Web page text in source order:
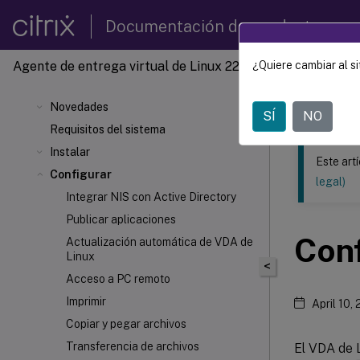
Documentación de productos
Agente de entrega virtual de Linux 2201
Novedades
Requisitos del sistema
Instalar
Configurar
Integrar NIS con Active Directory
Publicar aplicaciones
Actualización automática de VDA de
Linux
Acceso a PC remoto
Imprimir
Copiar y pegar archivos
Transferencia de archivos
Este
<
Este
legal)
April 10,
El VDA de
¿Quiere cambiar al
SÍ NO